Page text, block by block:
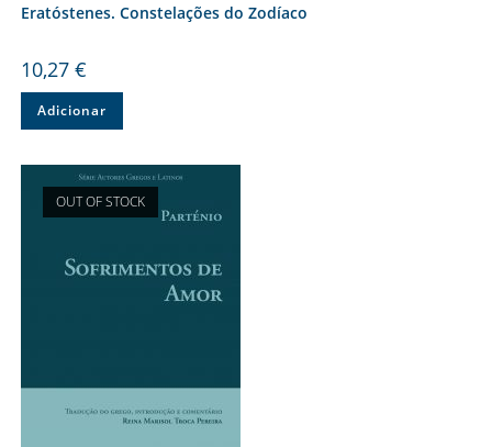
Eratóstenes. Constelações do Zodíaco
10,27 €
Adicionar
OUT OF STOCK